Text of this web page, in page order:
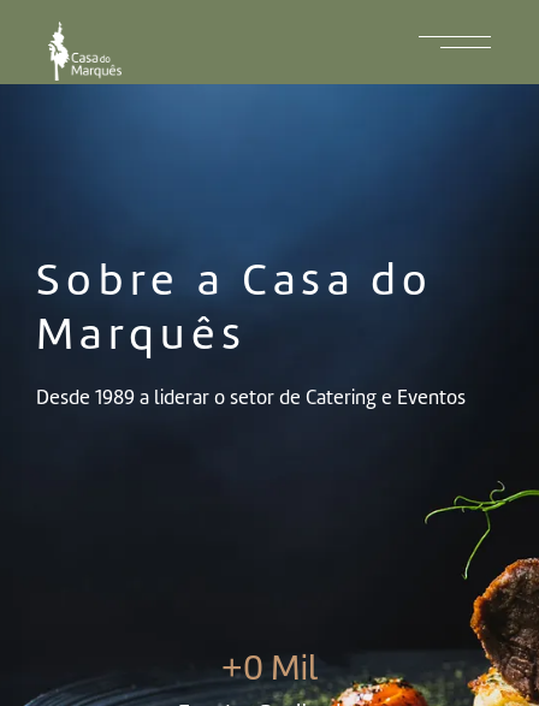
Sobre a Casa do
Marquês
Desde 1989 a liderar o setor de Catering e Eventos
+0 Mil